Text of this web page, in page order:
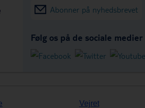
Abonner på nyhedsbrevet
Følg os på de sociale medier
Vejret